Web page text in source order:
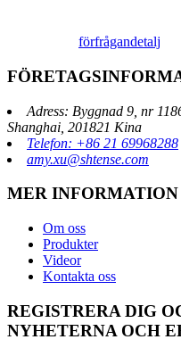
förfrågandetalj
Adress: Byggnad 9, nr
Shanghai, 201821 Kina
Telefon: +86 21 69968288
amy.xu@shtense.com
MER INFORMATION
Om oss
Produkter
Videor
Kontakta oss
REGISTRERA DIG
NYHETERNA OCH